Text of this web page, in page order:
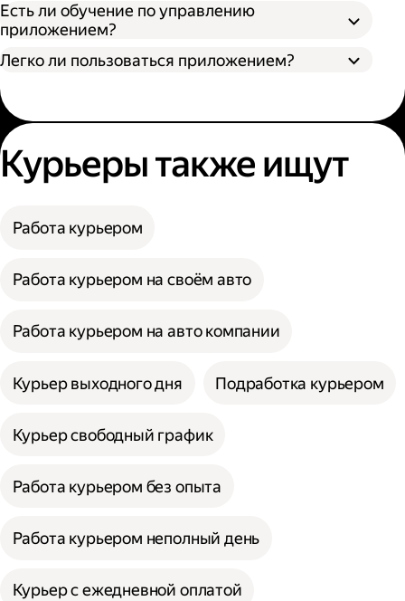
Есть ли обучение по управлению
приложением?
Легко ли пользоваться приложением?
Курьеры также ищут
Работа курьером
Работа курьером на своём авто
Работа курьером на авто компании
Курьер выходного дня Подработка курьером
Курьер свободный график
Работа курьером без опыта
Работа курьером неполный день
Курьер с ежедневной оплатой